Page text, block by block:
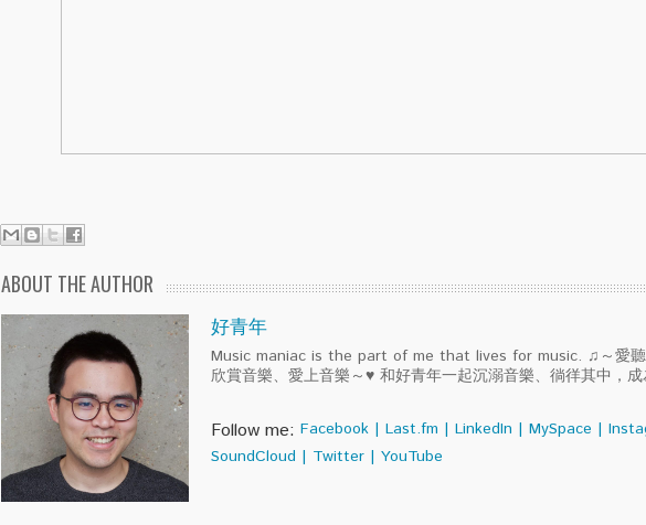
ABOUT THE AUTHOR
好青年
Music maniac is the part of me that lives for music. ♫～愛聽
欣賞音樂、愛上音樂～♥ 和好青年一起沉溺音樂、徜徉其中，成
Follow me: Facebook | Last.fm | LinkedIn | MySpace |
SoundCloud | Twitter | YouTube